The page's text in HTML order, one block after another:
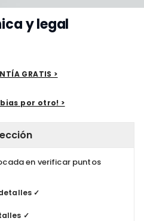
y legal
GRATIS >
por otro! >
en verificar puntos
✓
✓